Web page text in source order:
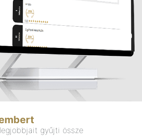
gyűjti össze